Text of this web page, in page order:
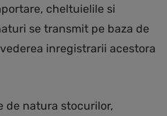
cheltuielile si
se transmit pe baza de
inregistrarii acestora
de natura stocurilor,